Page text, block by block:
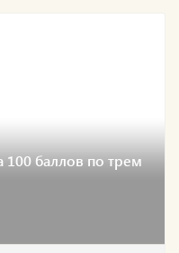
100 баллов по трем